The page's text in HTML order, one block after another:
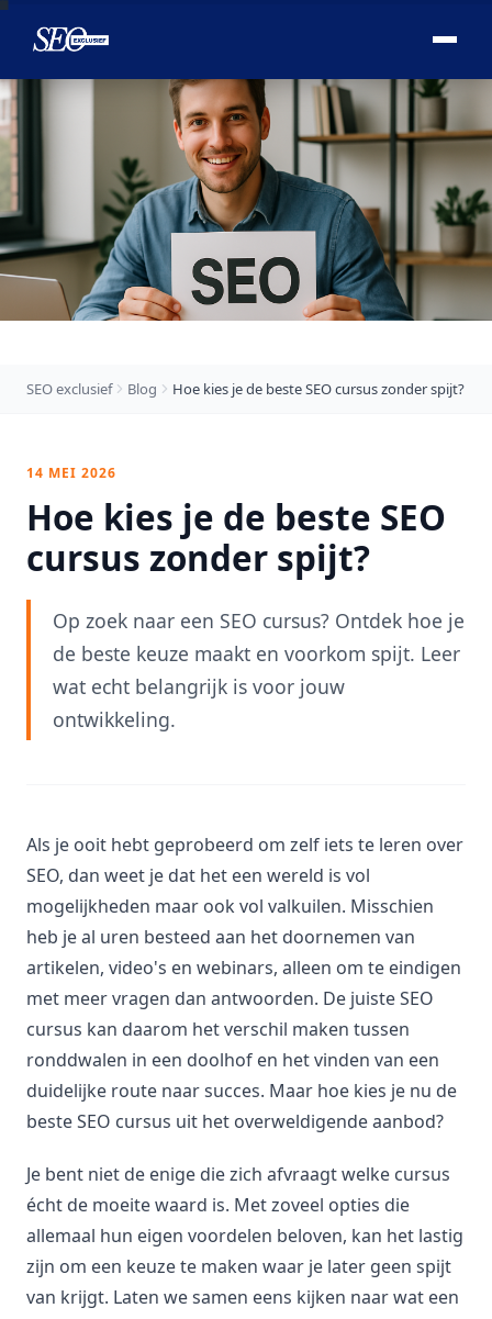
SEO exclusief Blog Hoe kies je de beste SEO cursus zonder spijt?
14 MEI 2026
Hoe kies je de beste SEO
cursus zonder spijt?
Op zoek naar een SEO cursus? Ontdek hoe je
de beste keuze maakt en voorkom spijt. Leer
wat echt belangrijk is voor jouw
ontwikkeling.
Als je ooit hebt geprobeerd om zelf iets te leren over
SEO, dan weet je dat het een wereld is vol
mogelijkheden maar ook vol valkuilen. Misschien
heb je al uren besteed aan het doornemen van
artikelen, video's en webinars, alleen om te eindigen
met meer vragen dan antwoorden. De juiste SEO
cursus kan daarom het verschil maken tussen
ronddwalen in een doolhof en het vinden van een
duidelijke route naar succes. Maar hoe kies je nu de
beste SEO cursus uit het overweldigende aanbod?
Je bent niet de enige die zich afvraagt welke cursus
écht de moeite waard is. Met zoveel opties die
allemaal hun eigen voordelen beloven, kan het lastig
zijn om een keuze te maken waar je later geen spijt
van krijgt. Laten we samen eens kijken naar wat een